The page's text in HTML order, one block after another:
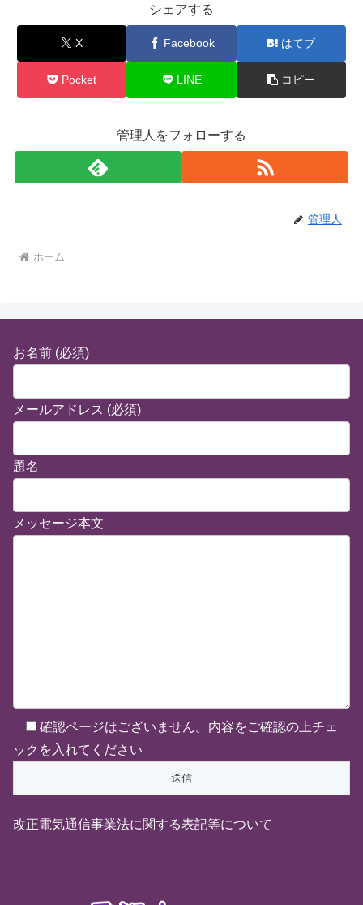
シェアする
X Facebook はてブ
Pocket LINE コピー
管理人をフォローする
管理人
ホーム
お名前 (必須)
メールアドレス (必須)
題名
メッセージ本文
確認ページはございません。内容をご確認の上チェ
ックを入れてください
改正電気通信事業法に関する表記等について